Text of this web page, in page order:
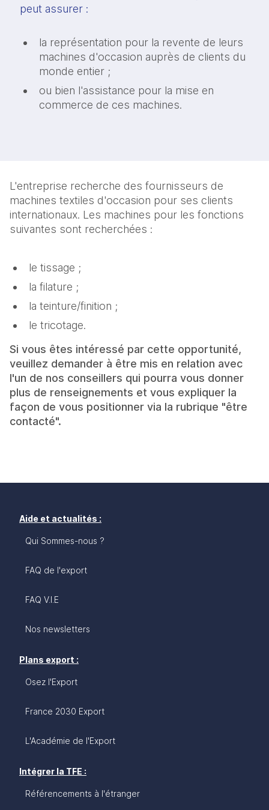
peut assurer :
la représentation pour la revente de leurs
machines d'occasion auprès de clients du
monde entier ;
ou bien l'assistance pour la mise en
commerce de ces machines.
L'entreprise recherche des fournisseurs de
machines textiles d'occasion pour ses clients
internationaux. Les machines pour les fonctions
suivantes sont recherchées :
le tissage ;
la filature ;
la teinture/finition ;
le tricotage.
Si vous êtes intéressé par cette opportunité,
veuillez demander à être mis en relation avec
l'un de nos conseillers qui pourra vous donner
plus de renseignements et vous expliquer la
façon de vous positionner via la rubrique "être
contacté".
Aide et actualités :
Qui Sommes-nous ?
FAQ de l'export
FAQ V.I.E
Nos newsletters
Plans export :
Osez l'Export
France 2030 Export
L'Académie de l'Export
Intégrer la TFE :
Référencements à l'étranger